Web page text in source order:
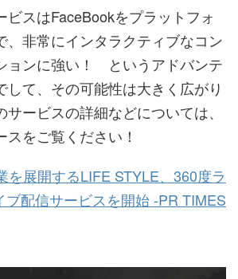
ビスはFaceBookをプラットフォ
、非常にインタラクティブなコン
ョンに強い！ というアドバンテ
して、その可能性は大きく広がり
ービスの詳細などについては、
をご覧ください！
を展開するLIFE STYLE、360度ラ
ブ配信サービスを開始 -PR TIMES